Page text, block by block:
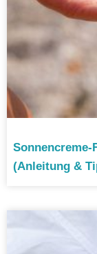
Sonnencreme-
(Anleitung &